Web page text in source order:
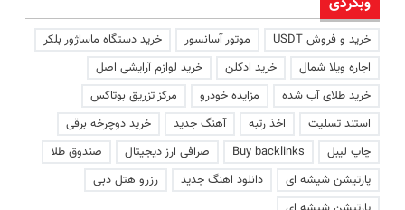
خرید و فروش USDT موتور آسانسور
خرید دستگاه ماساژور بلکر
اجاره ویلا شمال
خرید ادکلن
خرید لوازم آرایشی اصل
خرید طلای آب شده
مزایده خودرو
مرکز تزریق بوتاکس
استند تسلیت
اخذ رتبه آهنگ جدید
خرید دوچرخه برقی
چاپ لیبل
Buy backlinks صرافی ارز دیجیتال
صندوق طلا
پارتیشن شیشه ای
دانلود اهنگ جدید
رزرو هتل دبی